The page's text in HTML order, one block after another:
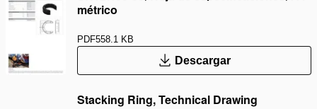
métrico
PDF558.1 KB
Descargar
Stacking Ring, Technical Drawing